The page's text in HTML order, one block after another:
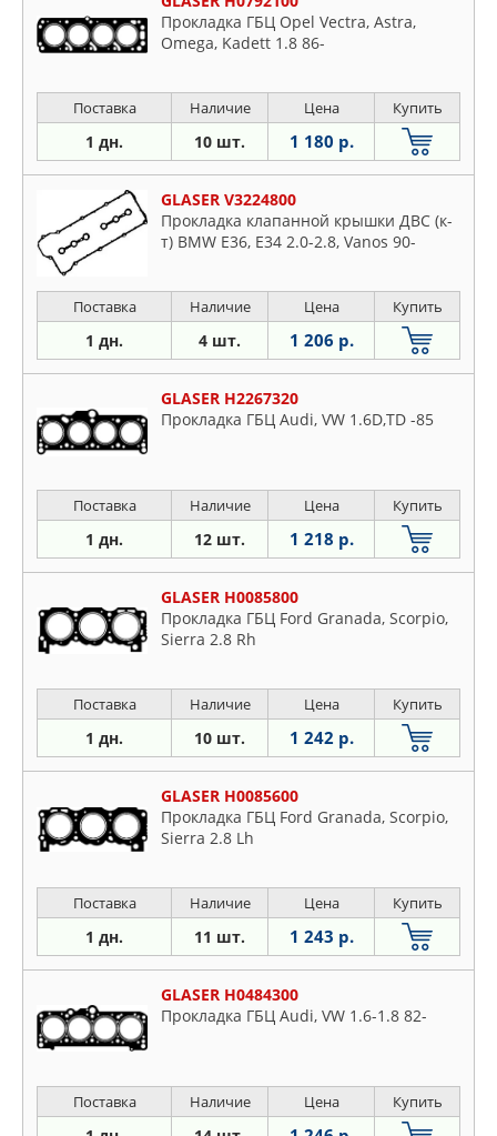
Прокладка ГБЦ Opel Vectra, Astra,
Omega, Kadett 1.8 86-
Поставка Наличие Цена Купить
1 дн. 10 шт. 1 180 р.
GLASER V3224800
Прокладка клапанной крышки ДВС (к-
т) BMW E36, E34 2.0-2.8, Vanos 90-
Поставка Наличие Цена Купить
1 дн. 4 шт. 1 206 р.
GLASER H2267320
Прокладка ГБЦ Audi, VW 1.6D,TD -85
Поставка Наличие Цена Купить
1 дн. 12 шт. 1 218 р.
GLASER H0085800
Прокладка ГБЦ Ford Granada, Scorpio,
Sierra 2.8 Rh
Поставка Наличие Цена Купить
1 дн. 10 шт. 1 242 р.
GLASER H0085600
Прокладка ГБЦ Ford Granada, Scorpio,
Sierra 2.8 Lh
Поставка Наличие Цена Купить
1 дн. 11 шт. 1 243 р.
GLASER H0484300
Прокладка ГБЦ Audi, VW 1.6-1.8 82-
Поставка Наличие Цена Купить